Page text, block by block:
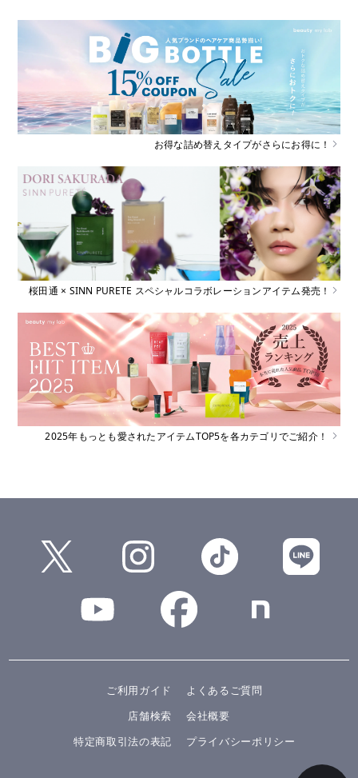
お得な詰め替えタイプがさらにお得に！
桜田通 × SINN PURETE スペシャルコラボレーションアイテム発売！
2025年もっとも愛されたアイテムTOP5を各カテゴリでご紹介！
ご利用ガイド
よくあるご質問
店舗検索
会社概要
特定商取引法の表記
プライバシーポリシー